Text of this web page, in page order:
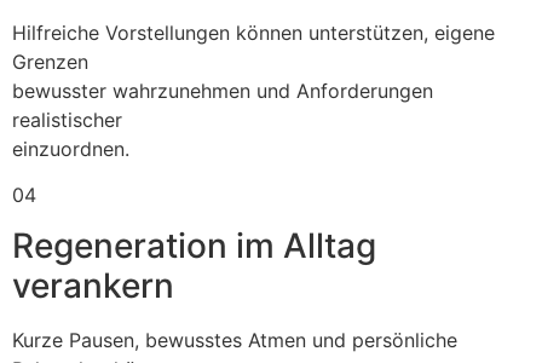
Hilfreiche Vorstellungen können unterstützen, eigene
Grenzen
bewusster wahrzunehmen und Anforderungen
realistischer
einzuordnen.
04
Regeneration im Alltag
verankern
Kurze Pausen, bewusstes Atmen und persönliche